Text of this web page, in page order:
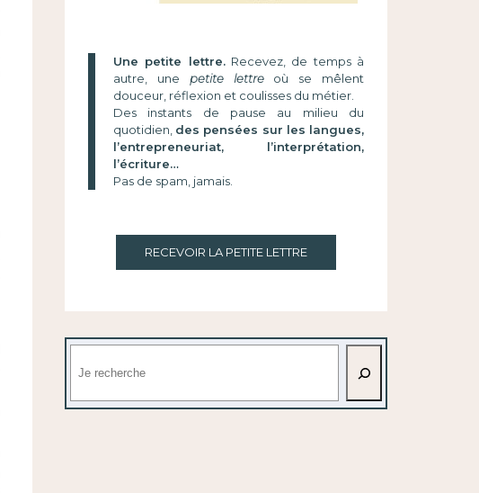
Une petite lettre.Recevez, de temps à
autre, une petite lettreoù se mêlent
douceur, réflexion et coulisses du métier.
Des instants de pause au milieu du
quotidien, des pensées sur les langues,
l’entrepreneuriat, l’interprétation,
l’écriture…
Pas de spam, jamais.
RECEVOIR LA PETITE LETTRE